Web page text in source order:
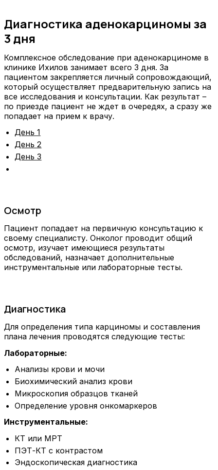
Диагностика аденокарциномы за
3 дня
Комплексное обследование при аденокарциноме в
клинике Ихилов занимает всего 3 дня. За
пациентом закрепляется личный сопровождающий,
который осуществляет предварительную запись на
все исследования и консультации. Как результат –
по приезде пациент не ждет в очередях, а сразу же
попадает на прием к врачу.
День 1
День 2
День 3
Осмотр
Пациент попадает на первичную консультацию к
своему специалисту. Онколог проводит общий
осмотр, изучает имеющиеся результаты
обследований, назначает дополнительные
инструментальные или лабораторные тесты.
Диагностика
Для определения типа карциномы и составления
плана лечения проводятся следующие тесты:
Лабораторные:
Анализы крови и мочи
Биохимический анализ крови
Микроскопия образцов тканей
Определение уровня онкомаркеров
Инструментальные:
КТ или МРТ
ПЭТ-КТ с контрастом
Эндоскопическая диагностика